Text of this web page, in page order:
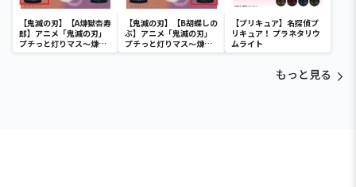
【鬼滅の刃】【A煉獄杏寿
郎】アニメ「鬼滅の刃」
プチっと灯りマス～煉獄
杏寿郎・胡蝶しのぶ～
【鬼滅の刃】【B胡蝶しの
ぶ】アニメ「鬼滅の刃」
プチっと灯りマス～煉獄
杏寿郎・胡蝶しのぶ～
【プリキュア】名探偵プ
リキュア！ プラネタリウ
ムライト
もっと見る